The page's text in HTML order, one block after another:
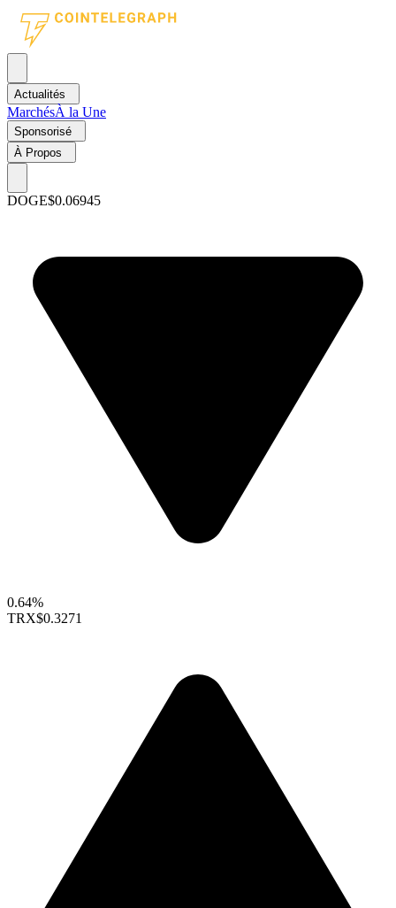
Actualités
MarchésÀ la Une
Sponsorisé
À Propos
DOGE$0.06945
0.64%
TRX$0.3271